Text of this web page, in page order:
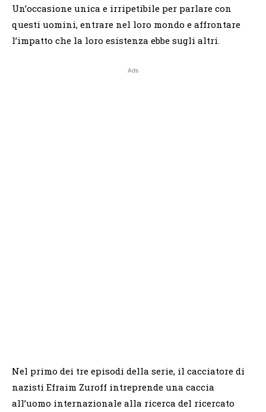
Un’occasione unica e irripetibile per parlare con
questi uomini, entrare nel loro mondo e affrontare
l’impatto che la loro esistenza ebbe sugli altri.
Ads
Nel primo dei tre episodi della serie, il cacciatore di
nazisti Efraim Zuroff intreprende una caccia
all’uomo internazionale alla ricerca del ricercato